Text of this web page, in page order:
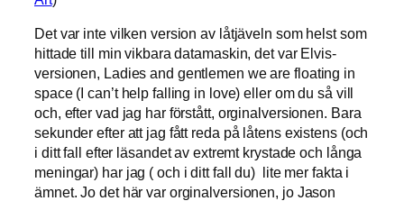
Det var inte vilken version av låtjäveln som helst som
hittade till min vikbara datamaskin, det var Elvis-
versionen, Ladies and gentlemen we are floating in
space (I can’t help falling in love) eller om du så vill
och, efter vad jag har förstått, orginalversionen. Bara
sekunder efter att jag fått reda på låtens existens (och
i ditt fall efter läsandet av extremt krystade och långa
meningar) har jag ( och i ditt fall du) lite mer fakta i
ämnet. Jo det här var orginalversionen, jo Jason